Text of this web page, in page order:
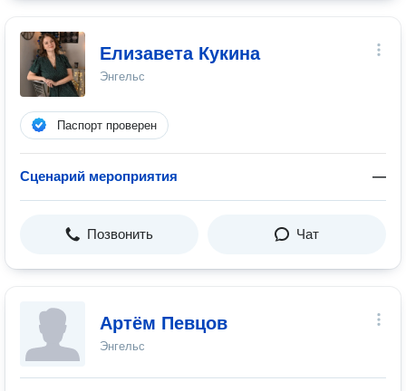
Елизавета Кукина
Энгельс
Паспорт проверен
Сценарий мероприятия —
Позвонить Чат
Артём Певцов
Энгельс